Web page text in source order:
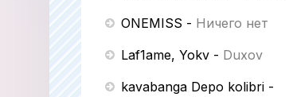
ONEMISS - Ничего нет
Laf1ame, Yokv - Duxov
kavabanga Depo kolibri -